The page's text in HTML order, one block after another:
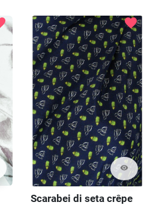
visibility
favorite
Scarabei di seta crêpe